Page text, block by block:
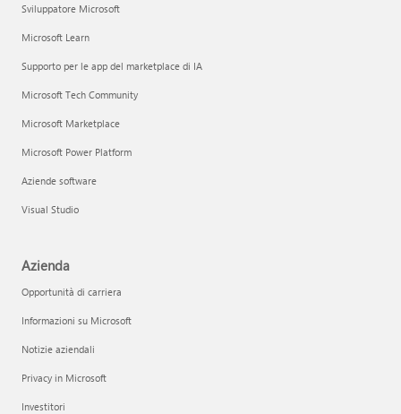
Sviluppatore Microsoft
Microsoft Learn
Supporto per le app del marketplace di IA
Microsoft Tech Community
Microsoft Marketplace
Microsoft Power Platform
Aziende software
Visual Studio
Azienda
Opportunità di carriera
Informazioni su Microsoft
Notizie aziendali
Privacy in Microsoft
Investitori